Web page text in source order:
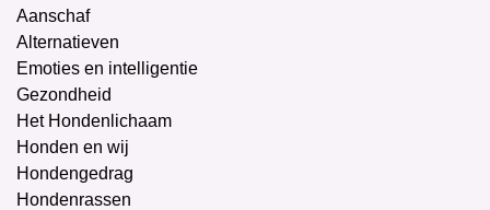
Aanschaf
Alternatieven
Emoties en intelligentie
Gezondheid
Het Hondenlichaam
Honden en wij
Hondengedrag
Hondenrassen